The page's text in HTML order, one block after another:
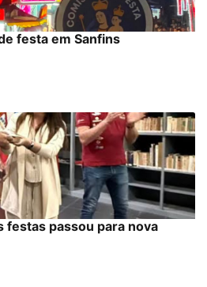
festa em Sanfins
festas passou para nova